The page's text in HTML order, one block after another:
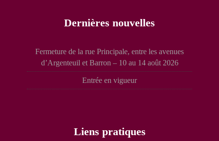
Dernières nouvelles
Fermeture de la rue Principale, entre les avenues
d’Argenteuil et Barron – 10 au 14 août 2026
Entrée en vigueur
Liens pratiques